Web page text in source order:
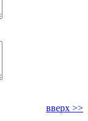
вверх >>